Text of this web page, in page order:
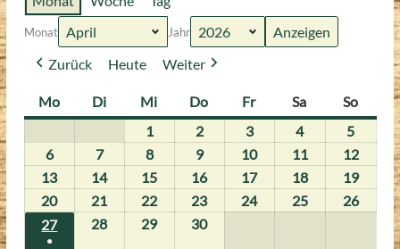
Monat Jahr
Zurück Heute Weiter
MoMontag
DiDienstag
Mi Mittwoch
Do Donnerstag
FrFreitagSa Samstag
So
11.
April
2026
22.
April
2026
33.
April
2026
44.
April
2026
5
April
2026
66.
April
2026
77.
April
2026
88.
April
2026
99.
April
2026
1010.
April
2026
1111.
April
2026
1212.
April
2026
1313.
April
2026
1414.
2026
15
2026
1616.
April
2026
1717.
April
1818.
April
1919.
April
2020.
April
21
April
22
April
2323.
April
2424.
2525.
2626.
2727.
●
2828.
2929.
3030.